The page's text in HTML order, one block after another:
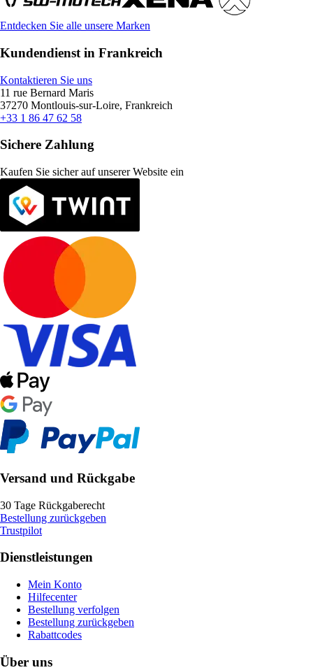
Entdecken Sie alle unsere Marken
Kundendienst in Frankreich
Kontaktieren Sie uns
11 rue Bernard Maris
37270 Montlouis-sur-Loire, Frankreich
+33 1 86 47 62 58
Sichere Zahlung
Kaufen Sie sicher auf unserer Website ein
Versand und Rückgabe
30 Tage Rückgaberecht
Bestellung zurückgeben
Trustpilot
Dienstleistungen
Mein Konto
Hilfecenter
Bestellung verfolgen
Bestellung zurückgeben
Rabattcodes
Über uns